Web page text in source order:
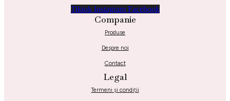
Tiktok Instagram Facebook
Companie
Produse
Despre noi
Contact
Legal
Termeni și condiții